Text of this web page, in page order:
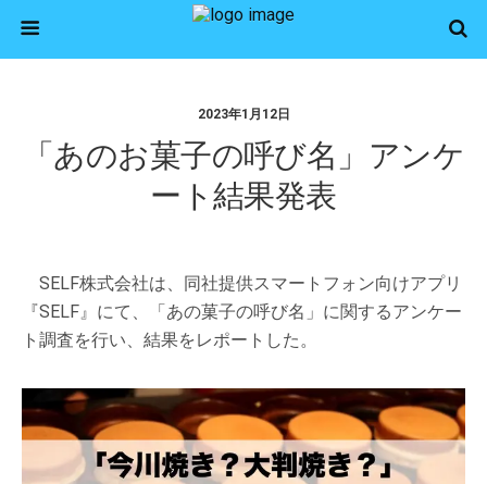
2023年1月12日
「あのお菓子の呼び名」アンケ
ート結果発表
SELF株式会社は、同社提供スマートフォン向けアプリ
『SELF』にて、「あの菓子の呼び名」に関するアンケー
ト調査を行い、結果をレポートした。